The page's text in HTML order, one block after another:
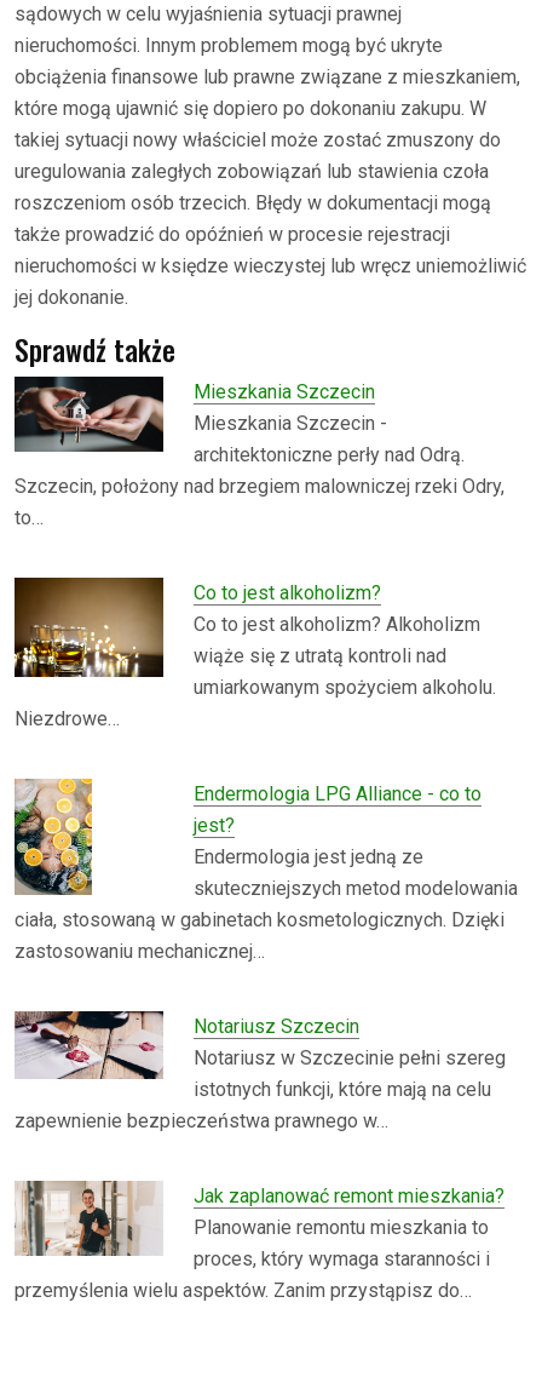
sądowych w celu wyjaśnienia sytuacji prawnej
nieruchomości. Innym problemem mogą być ukryte
obciążenia finansowe lub prawne związane z mieszkaniem,
które mogą ujawnić się dopiero po dokonaniu zakupu. W
takiej sytuacji nowy właściciel może zostać zmuszony do
uregulowania zaległych zobowiązań lub stawienia czoła
roszczeniom osób trzecich. Błędy w dokumentacji mogą
także prowadzić do opóźnień w procesie rejestracji
nieruchomości w księdze wieczystej lub wręcz uniemożliwić
jej dokonanie.
Sprawdź także
Mieszkania Szczecin
Mieszkania Szczecin -
architektoniczne perły nad Odrą.
Szczecin, położony nad brzegiem malowniczej rzeki Odry,
to…
Co to jest alkoholizm?
Co to jest alkoholizm? Alkoholizm
wiąże się z utratą kontroli nad
umiarkowanym spożyciem alkoholu.
Niezdrowe…
Endermologia LPG Alliance - co to
jest?
Endermologia jest jedną ze
skuteczniejszych metod modelowania
ciała, stosowaną w gabinetach kosmetologicznych. Dzięki
zastosowaniu mechanicznej…
Notariusz Szczecin
Notariusz w Szczecinie pełni szereg
istotnych funkcji, które mają na celu
zapewnienie bezpieczeństwa prawnego w…
Jak zaplanować remont mieszkania?
Planowanie remontu mieszkania to
proces, który wymaga staranności i
przemyślenia wielu aspektów. Zanim przystąpisz do…